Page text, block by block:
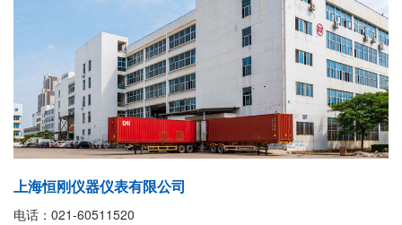
上海恒刚仪器仪表有限公司
电话：021-60511520